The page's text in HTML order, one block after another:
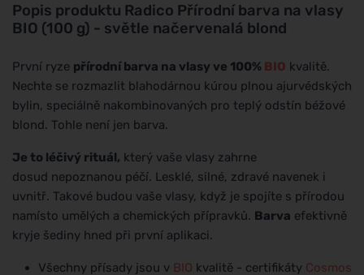
Popis produktu Radico Přírodní barva na vlasy
BIO (100 g) - světle načervenalá blond
První ryze přírodní barva na vlasy ve 100% BIO kvalitě.
Nechte se rozmazlit blahodárnou kúrou plnou ajurvédských
bylin, speciálně nakombinovaných pro teplý odstín béžové
blond. Tohle není jen barva.
Je to léčivý rituál, který vaše vlasy zahrne
dosud nepoznanou péčí. Lesklé, silné, zdravé navenek i
uvnitř. Takové budou vaše vlasy, když je spojíte s přírodou
namísto umělých a chemických přípravků. Barva efektivně
kryje šediny hned při první aplikaci.
Všechny přísady jsou v BIO kvalitě - certifikáty Cosmos